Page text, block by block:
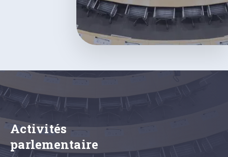
Activités
parlementaire